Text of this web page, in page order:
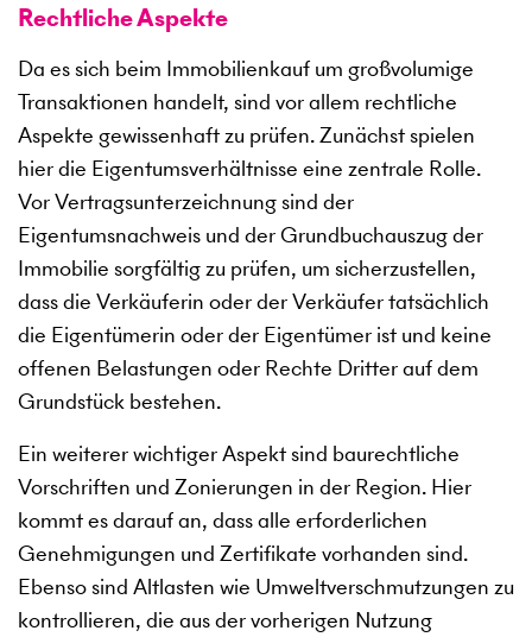
Rechtliche Aspekte
Da es sich beim Immobilienkauf um großvolumige
Transaktionen handelt, sind vor allem rechtliche
Aspekte gewissenhaft zu prüfen. Zunächst spielen
hier die Eigentumsverhältnisse eine zentrale Rolle.
Vor Vertragsunterzeichnung sind der
Eigentumsnachweis und der Grundbuchauszug der
Immobilie sorgfältig zu prüfen, um sicherzustellen,
dass die Verkäuferin oder der Verkäufer tatsächlich
die Eigentümerin oder der Eigentümer ist und keine
offenen Belastungen oder Rechte Dritter auf dem
Grundstück bestehen.
Ein weiterer wichtiger Aspekt sind baurechtliche
Vorschriften und Zonierungen in der Region. Hier
kommt es darauf an, dass alle erforderlichen
Genehmigungen und Zertifikate vorhanden sind.
Ebenso sind Altlasten wie Umweltverschmutzungen zu
kontrollieren, die aus der vorherigen Nutzung